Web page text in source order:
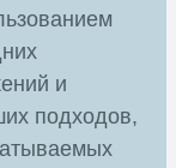
и
подходов,